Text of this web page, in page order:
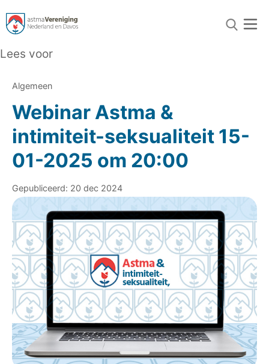
Lees voor
Algemeen
Webinar Astma &
intimiteit-seksualiteit 15-
01-2025 om 20:00
Gepubliceerd: 20 dec 2024